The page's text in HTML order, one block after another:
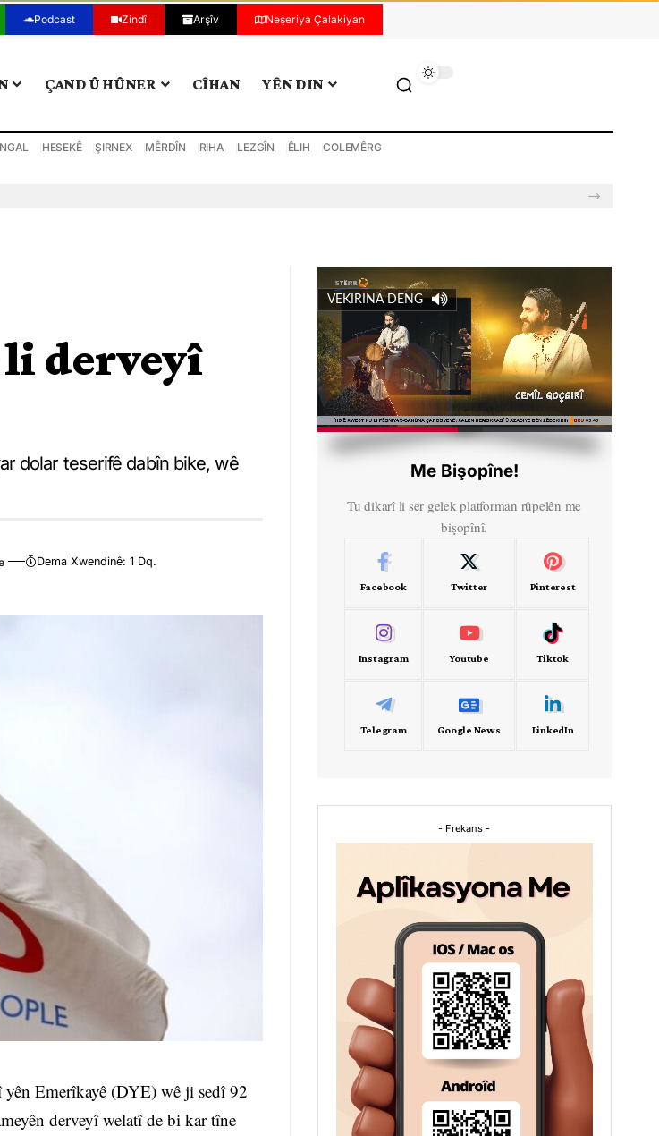
Podcast Zindî Arşîv Neşeriya Çalakiyan
ÇAND Û HÛNER CÎHAN YÊN DIN
HESEKÊ ŞIRNEX MÊRDÎN RIHA LEZGÎN ÊLIH COLEMÊRG
li derveyî
dolar teserifê dabîn bike, wê
Dema Xwendinê: 1 Dq.
Emerîkayê (DYE) wê ji sedî 92
derveyî welatî de bi kar tîne
VEKIRINA DENG
Me Bişopîne!
Tu dikarî li ser gelek platforman rûpelên me
bişopînî.
Facebook Twitter Pinterest
Instagram Youtube Tiktok
Telegram Google News LinkedIn
- Frekans -